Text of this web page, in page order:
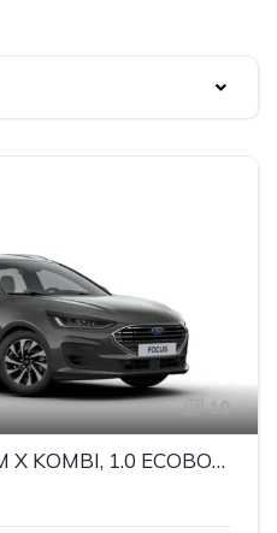
10
FORD Focus TITANIUM X KOMBI, 1.0 ECOBOOST HYBRID 125KM